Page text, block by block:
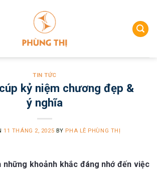
TIN TỨC
kỷ niệm chương đẹp &
ý nghĩa
11 THÁNG 2, 2025 BY PHA LÊ PHÙNG THỊ
khoảnh khắc đáng nhớ đến việc